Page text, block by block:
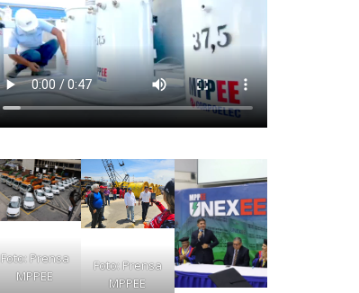
Foto: Prensa
MPPEE
Foto: Prensa
MPPEE